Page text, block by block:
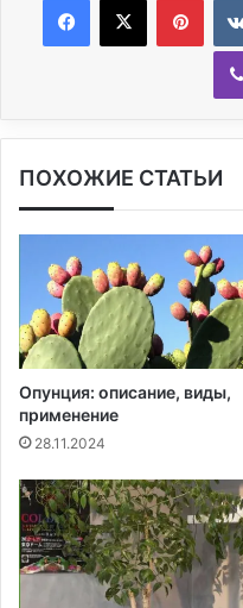
ПОХОЖИЕ СТАТЬИ
Опунция: описание, виды,
применение
28.11.2024